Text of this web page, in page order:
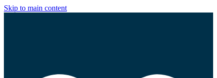
Skip to main content